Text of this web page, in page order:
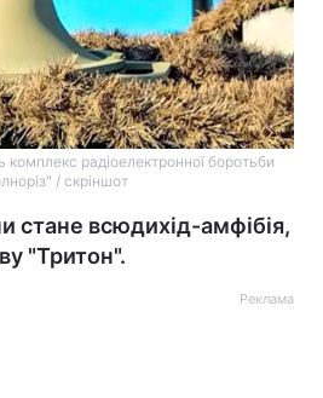
радіоелектронної боротьби
/ скріншот
стане всюдихід-амфібія,
"Тритон".
Реклама